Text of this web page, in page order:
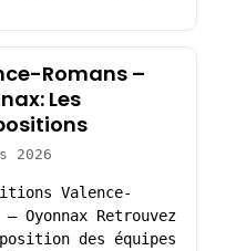
Romans –
Les
2026
Valence-
– Oyonnax Retrouvez
des équipes